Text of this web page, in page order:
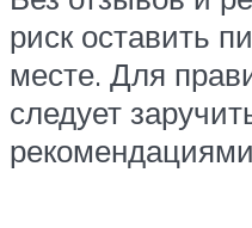
риск оставить
месте. Для
следует